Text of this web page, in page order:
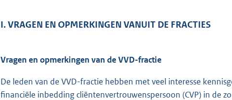
I. VRAGEN EN OPMERKINGEN VANUIT DE FRACTIES
Vragen en opmerkingen van de VVD-fractie
De leden van de VVD-fractie hebben met veel interesse
financiële inbedding cliëntenvertrouwenspersoon (CVP) in de